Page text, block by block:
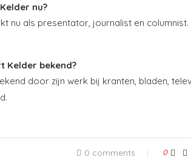
nu?
nu als presentator, journalist en
Kelder bekend?
door zijn werk bij kranten, bladen,
0 comments 0